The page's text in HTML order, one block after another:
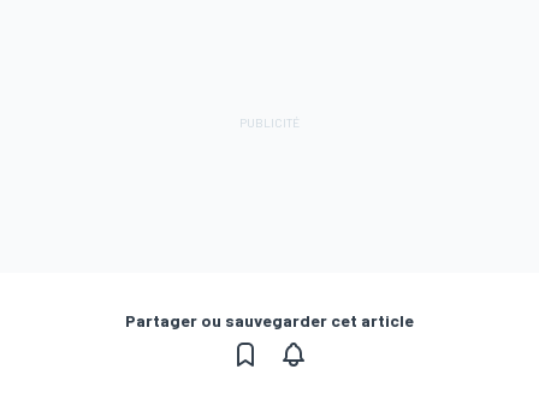
Partager ou sauvegarder cet article